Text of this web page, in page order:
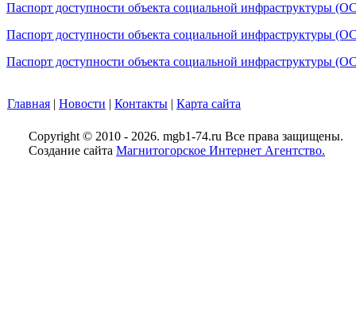
Паспорт доступности объекта социальной инфраструктуры
Паспорт доступности объекта социальной инфраструктуры
Паспорт доступности объекта социальной инфраструктуры
Главная | Новости | Контакты | Карта сайта
Copyright © 2010 - 2026. mgb1-74.ru Все права защищены.
Создание сайта Магнитогорское Интернет Агентство.